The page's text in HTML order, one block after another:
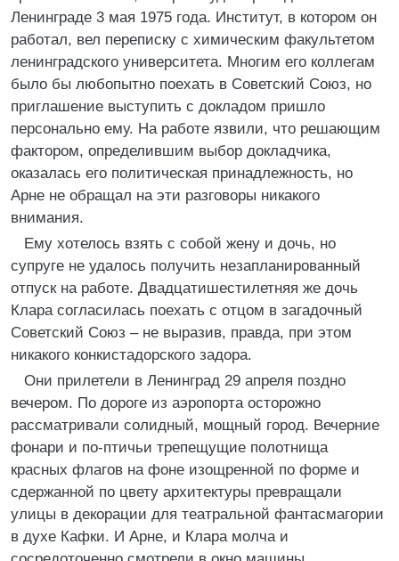
Ленинграде 3 мая 1975 года. Институт, в котором он
работал, вел переписку с химическим факультетом
ленинградского университета. Многим его коллегам
было бы любопытно поехать в Советский Союз, но
приглашение выступить с докладом пришло
персонально ему. На работе язвили, что решающим
фактором, определившим выбор докладчика,
оказалась его политическая принадлежность, но
Арне не обращал на эти разговоры никакого
внимания.
Ему хотелось взять с собой жену и дочь, но
супруге не удалось получить незапланированный
отпуск на работе. Двадцатишестилетняя же дочь
Клара согласилась поехать с отцом в загадочный
Советский Союз – не выразив, правда, при этом
никакого конкистадорского задора.
Они прилетели в Ленинград 29 апреля поздно
вечером. По дороге из аэропорта осторожно
рассматривали солидный, мощный город. Вечерние
фонари и по-птичьи трепещущие полотнища
красных флагов на фоне изощренной по форме и
сдержанной по цвету архитектуры превращали
улицы в декорации для театральной фантасмагории
в духе Кафки. И Арне, и Клара молча и